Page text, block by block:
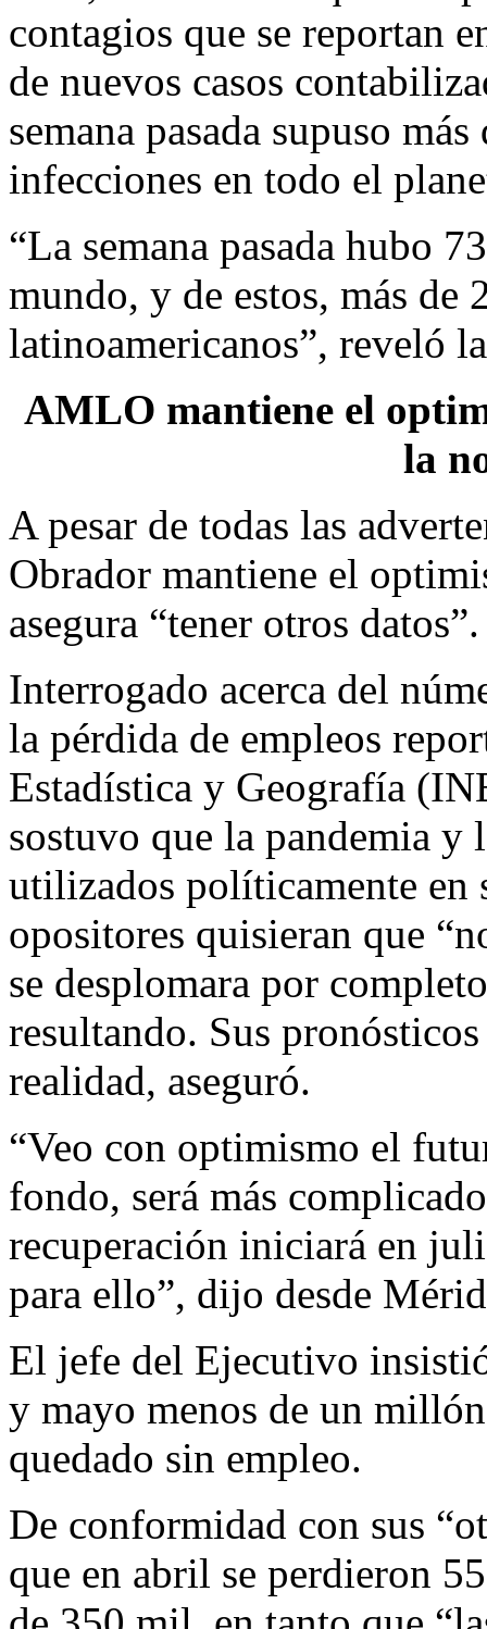
contagios que se reportan
de nuevos casos
semana pasada supuso
infecciones en todo el
“La semana pasada hubo
mundo, y de estos, más de
latinoamericanos”, reveló
AMLO mantiene el
la
A pesar de todas las
Obrador mantiene el
asegura “tener otros datos”.
Interrogado acerca del
la pérdida de empleos
Estadística y Geografía
sostuvo que la pandemia y
utilizados políticamente en
opositores quisieran que
se desplomara por
resultando. Sus
realidad, aseguró.
“Veo con optimismo el
fondo, será más
recuperación iniciará en
para ello”, dijo desde
El jefe del Ejecutivo
y mayo menos de un
quedado sin empleo.
De conformidad con sus
que en abril se perdieron